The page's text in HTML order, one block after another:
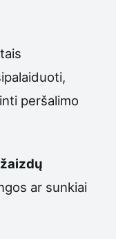
peršalimo
žaizdų
ar sunkiai